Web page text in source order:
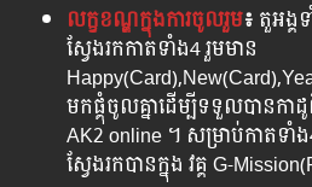
លក្ខខណ្ឌក្នុងការចូលរួម៖ តួអង្គ
ស្វែងរកកាតទាំង4 រួមមាន
មកផ្គុំចូលគ្នាដើម្បីទទួលបានកា
AK2 online ។ សម្រាប់កាតទាំ
ស្វែងរកបានក្នុង​ វគ្គ​​ G-